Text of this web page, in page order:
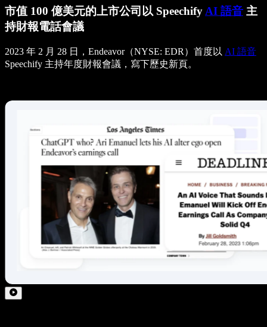
市值 100 億美元的上市公司以 SpeechifyAI 語音 主
持財報電話會議
2023 年 2 月 28 日，Endeavor（NYSE: EDR）首度以 AI 語音
Speechify 主持年度財報會議，寫下歷史新頁。